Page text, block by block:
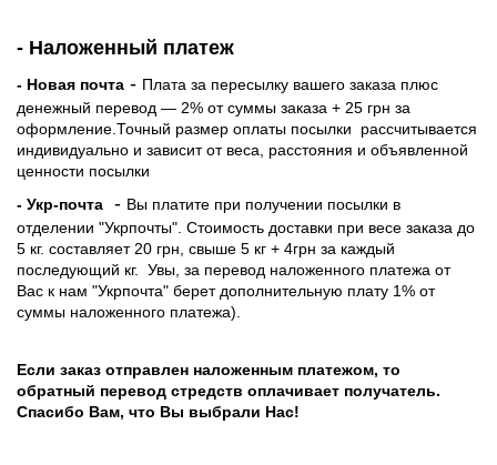
- Наложенный платеж
- Новая почта - Плата за пересылку вашего заказа плюс
денежный перевод — 2% от суммы заказа + 25 грн за
оформление.Точный размер оплаты посылки рассчитывается
индивидуально и зависит от веса, расстояния и объявленной
ценности посылки
- Укр-почта
- Вы платите при получении посылки в
отделении "Укрпочты". Стоимость доставки при весе заказа до
5 кг. составляет 20 грн, свыше 5 кг + 4грн за каждый
последующий кг. Увы, за перевод наложенного платежа от
Вас к нам "Укрпочта" берет дополнительную плату 1% от
суммы наложенного платежа).
Если заказ отправлен наложенным платежом, то
обратный перевод стредств оплачивает получатель.
Спасибо Вам, что Вы выбрали Нас!